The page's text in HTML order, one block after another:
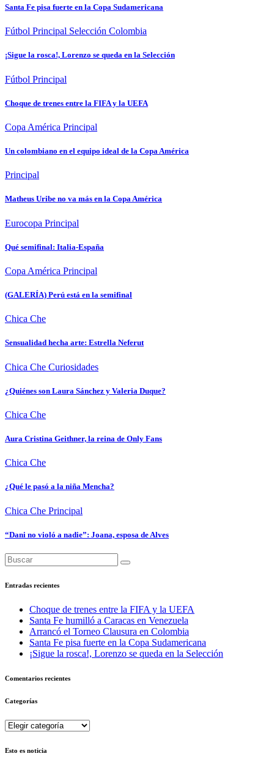
Santa Fe pisa fuerte en la Copa Sudamericana
Fútbol Principal Selección Colombia
¡Sigue la rosca!, Lorenzo se queda en la Selección
Fútbol Principal
Choque de trenes entre la FIFA y la UEFA
Copa América Principal
Un colombiano en el equipo ideal de la Copa América
Principal
Matheus Uribe no va más en la Copa América
Eurocopa Principal
Qué semifinal: Italia-España
Copa América Principal
(GALERÍA) Perú está en la semifinal
Chica Che
Sensualidad hecha arte: Estrella Neferut
Chica Che Curiosidades
¿Quiénes son Laura Sánchez y Valeria Duque?
Chica Che
Aura Cristina Geithner, la reina de Only Fans
Chica Che
¿Qué le pasó a la niña Mencha?
Chica Che Principal
“Dani no violó a nadie”: Joana, esposa de Alves
Entradas recientes
Choque de trenes entre la FIFA y la UEFA
Santa Fe humilló a Caracas en Venezuela
Arrancó el Torneo Clausura en Colombia
Santa Fe pisa fuerte en la Copa Sudamericana
¡Sigue la rosca!, Lorenzo se queda en la Selección
Comentarios recientes
Categorías
Categorías
Esto es noticia